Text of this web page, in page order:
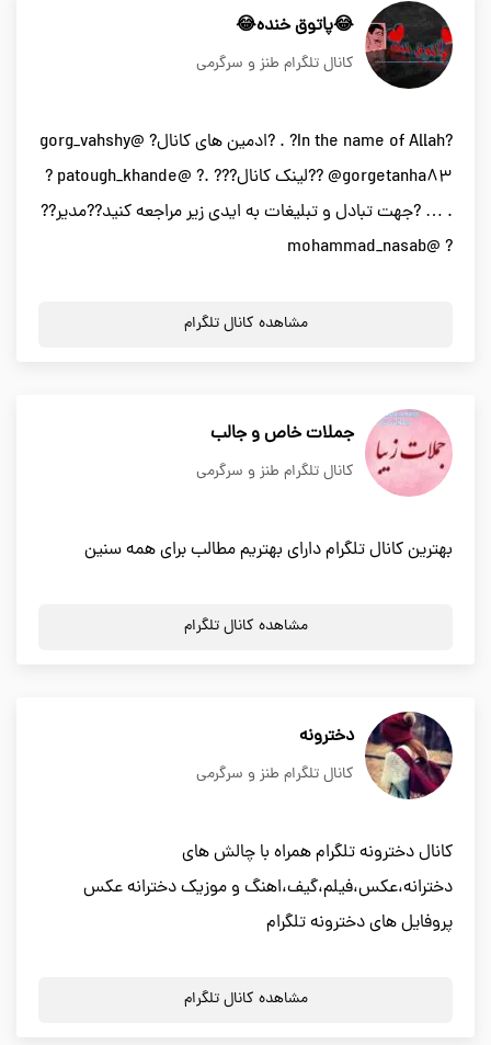
😂پاتوق خنده😂
کانال تلگرام طنز و سرگرمی
?In the name of Allah? . ?ادمین های کانال? @gorg_vahshy
@gorgetanha83 ??لینک کانال??? .? @patough_khande ?
. … ?جهت تبادل و تبلیغات به ایدی زیر مراجعه کنید??مدیر??
? @mohammad_nasab
مشاهده کانال تلگرام
جملات خاص و جالب
کانال تلگرام طنز و سرگرمی
بهترين كانال تلگرام داراي بهتريم مطالب براي همه سنين
مشاهده کانال تلگرام
دخترونه
کانال تلگرام طنز و سرگرمی
کانال دخترونه تلگرام همراه با چالش های
دخترانه،عکس،فیلم،گیف،اهنگ و موزیک دخترانه عکس
پروفایل های دخترونه تلگرام
مشاهده کانال تلگرام